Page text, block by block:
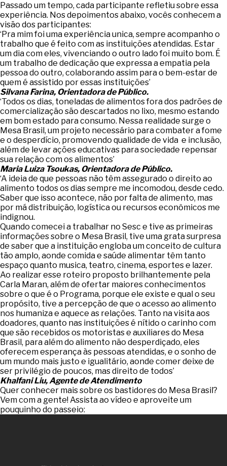
Passado um tempo, cada participante refletiu sobre essa
experiência. Nos depoimentos abaixo, vocês conhecem a
visão dos participantes:
‘Pra mim foi uma experiência unica, sempre acompanho o
trabalho que é feito com as instituições atendidas. Estar
um dia com eles, vivenciando o outro lado foi muito bom. É
um trabalho de dedicação que expressa a empatia pela
pessoa do outro, colaborando assim para o bem-estar de
quem é assistido por essas instituições’
Silvana Farina, Orientadora de Público.
‘Todos os dias, toneladas de alimentos fora dos padrões de
comercialização são descartados no lixo, mesmo estando
em bom estado para consumo. Nessa realidade surge o
Mesa Brasil, um projeto necessário para combater a fome
e o desperdício, promovendo qualidade de vida e inclusão,
além de levar ações educativas para sociedade repensar
sua relação com os alimentos’
Maria Luiza Tsoukas, Orientadora de Público.
‘A ideia de que pessoas não têm assegurado o direito ao
alimento todos os dias sempre me incomodou, desde cedo.
Saber que isso acontece, não por falta de alimento, mas
por má distribuição, logística ou recursos econômicos me
indignou.
Quando comecei a trabalhar no Sesc e tive as primeiras
informações sobre o Mesa Brasil, tive uma grata surpresa
de saber que a instituição engloba um conceito de cultura
tão amplo, aonde comida e saúde alimentar têm tanto
espaço quanto musica, teatro, cinema, esportes e lazer.
Ao realizar esse roteiro proposto brilhantemente pela
Carla Maran, além de ofertar maiores conhecimentos
sobre o que é o Programa, porque ele existe e qual o seu
propósito, tive a percepção de que o acesso ao alimento
nos humaniza e aquece as relações. Tanto na visita aos
doadores, quanto nas instituições é nítido o carinho com
que são recebidos os motoristas e auxiliares do Mesa
Brasil, para além do alimento não desperdiçado, eles
oferecem esperança às pessoas atendidas, e o sonho de
um mundo mais justo e igualitário, aonde comer deixe de
ser privilégio de poucos, mas direito de todos’
Khalfani Liu, Agente de Atendimento
Quer conhecer mais sobre os bastidores do Mesa Brasil?
Vem com a gente! Assista ao vídeo e aproveite um
pouquinho do passeio: